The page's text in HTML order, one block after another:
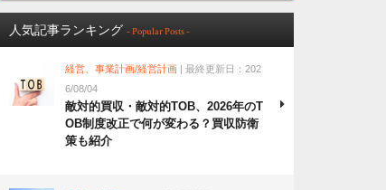
人気記事ランキング - Popular Posts -
経営、事業計画/経営計画 | 最終更新日：202
6/08/04
敵対的買収・敵対的TOB、2026年のT
OB制度改正で何が変わる？買収防衛
策も紹介